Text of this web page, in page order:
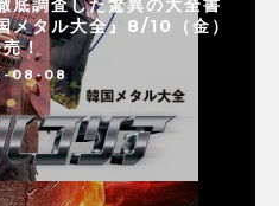
底調査した驚異の大全書
メタル大全』8/10（金）
！
08-08